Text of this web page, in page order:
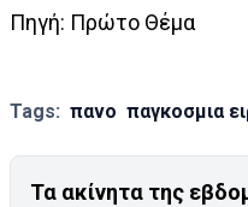
Πηγή: Πρώτο Θέμα
Tags: πανο παγκοσμια
Τα ακίνητα της